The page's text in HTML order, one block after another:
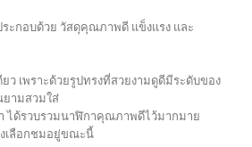
ะกอบด้วย วัสดุคุณภาพดี แข็งแรง และ
ว เพราะด้วยรูปทรงที่สวยงามดูดีมีระดับของ
ามสวมใส่
า ได้รวบรวมนาฬิกาคุณภาพดีไว้มากมาย
เลือกชมอยู่ขณะนี้